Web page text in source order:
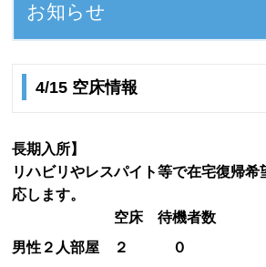
お知らせ
4/15 空床情報
長期入所】
リハビリやレスパイト等で在宅復帰
応します。
空床待機者数
男性２人部屋 ２
０